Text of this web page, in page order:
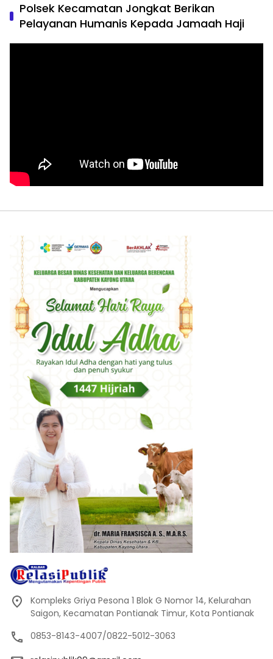
Polsek Kecamatan Jongkat Berikan
Pelayanan Humanis Kepada Jamaah Haji
Kompleks Griya Pesona 1 Blok G Nomor 14, Kelurahan
Saigon, Kecamatan Pontianak Timur, Kota Pontianak
0853-8143-4007/0822-5012-3063